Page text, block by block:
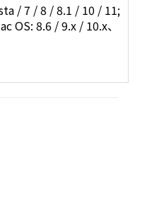
/ 7 / 8 / 8.1 / 10 / 11;
OS: 8.6 / 9.x / 10.x、